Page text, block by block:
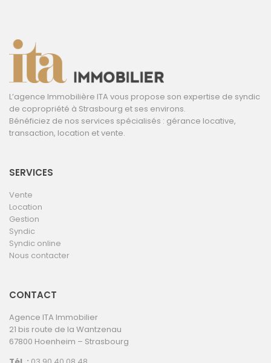
L’agence Immobilière ITA vous propose son expertise de syndic
de copropriété à Strasbourg et ses environs.
Bénéficiez de nos services spécialisés : gérance locative,
transaction, location et vente.
SERVICES
Vente
Location
Gestion
Syndic
Syndic online
Nous contacter
CONTACT
Agence ITA Immobilier
21 bis route de la Wantzenau
67800 Hoenheim – Strasbourg